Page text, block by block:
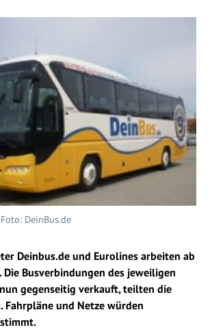
DeinBus.de
Deinbus.de und Eurolines arbeiten ab
Die Busverbindungen des jeweiligen
gegenseitig verkauft, teilten die
Fahrpläne und Netze würden